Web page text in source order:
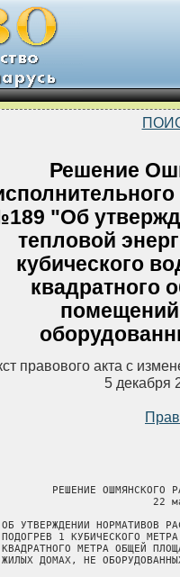
Решение
"Об
тепловой
кубического
квадратного
правового акта с
5 декабря
РЕШЕНИЕ ОШМЯНСКОГО
22
ОБ УТВЕРЖДЕНИИ НОРМАТИВОВ
ПОДОГРЕВ 1 КУБИЧЕСКОГО
КВАДРАТНОГО МЕТРА ОБЩЕЙ
ЖИЛЫХ ДОМАХ, НЕ